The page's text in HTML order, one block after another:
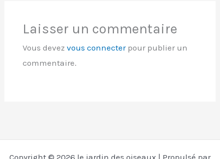
Laisser un commentaire
Vous devez vous connecterpour publier un
commentaire.
Copyright © 2026 le jardin des oiseaux | Propulsé par